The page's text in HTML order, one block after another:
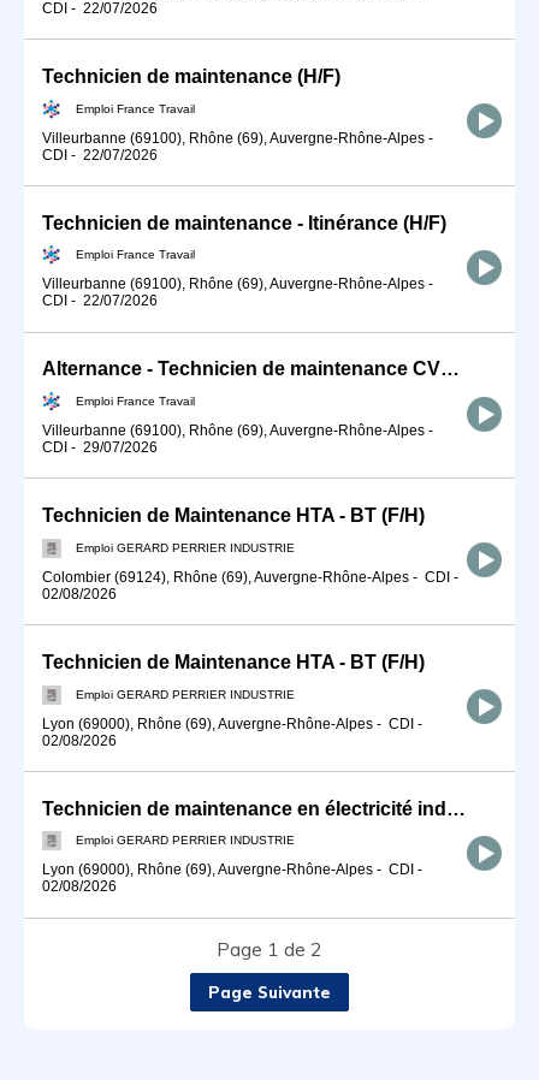
CDI - 22/07/2026
Technicien de maintenance (H/F)
Emploi France Travail
Villeurbanne (69100), Rhône (69), Auvergne-Rhône-Alpes -
CDI - 22/07/2026
Technicien de maintenance - Itinérance (H/F)
Emploi France Travail
Villeurbanne (69100), Rhône (69), Auvergne-Rhône-Alpes -
CDI - 22/07/2026
Alternance - Technicien de maintenance CVC - TSE (H/F)
Emploi France Travail
Villeurbanne (69100), Rhône (69), Auvergne-Rhône-Alpes -
CDI - 29/07/2026
Technicien de Maintenance HTA - BT (F/H)
Emploi GERARD PERRIER INDUSTRIE
Colombier (69124), Rhône (69), Auvergne-Rhône-Alpes - CDI -
02/08/2026
Technicien de Maintenance HTA - BT (F/H)
Emploi GERARD PERRIER INDUSTRIE
Lyon (69000), Rhône (69), Auvergne-Rhône-Alpes - CDI -
02/08/2026
Technicien de maintenance en électricité industrielle (F/H)
Emploi GERARD PERRIER INDUSTRIE
Lyon (69000), Rhône (69), Auvergne-Rhône-Alpes - CDI -
02/08/2026
Page 1 de 2
Page Suivante